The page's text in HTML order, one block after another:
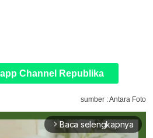
Channel Republika
sumber : Antara Foto
arrow_forward_ios Baca selengkapnya